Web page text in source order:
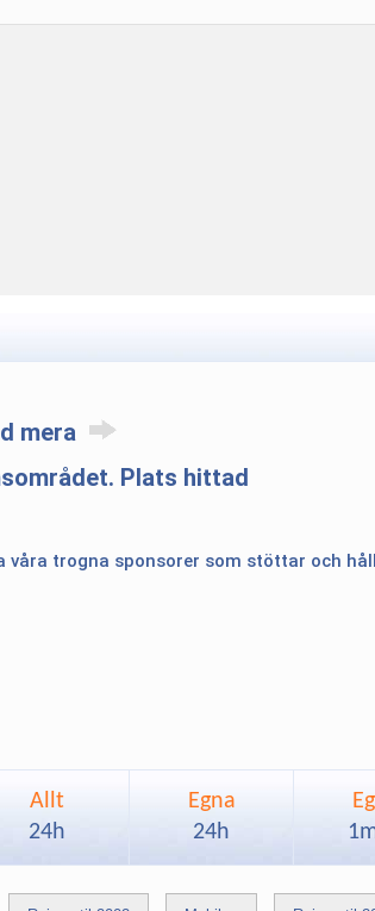
mera
Plats hittad
våra trogna sponsorer som stöttar och
Allt
24h
Egna
24h